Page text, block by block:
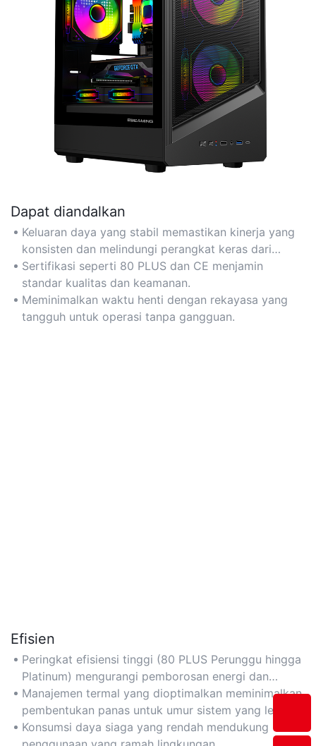
Dapat diandalkan
Keluaran daya yang stabil memastikan kinerja yang
konsisten dan melindungi perangkat keras dari
kerusakan.
Sertifikasi seperti 80 PLUS dan CE menjamin
standar kualitas dan keamanan.
Meminimalkan waktu henti dengan rekayasa yang
tangguh untuk operasi tanpa gangguan.
Efisien
Peringkat efisiensi tinggi (80 PLUS Perunggu hingga
Platinum) mengurangi pemborosan energi dan
menurunkan biaya listrik.
Manajemen termal yang dioptimalkan meminimalkan
pembentukan panas untuk umur sistem yang lebih
panjang.
Konsumsi daya siaga yang rendah mendukung